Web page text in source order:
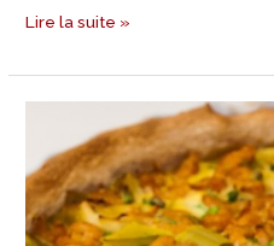
Lire la suite »
Tarte
aux
feuilles
de